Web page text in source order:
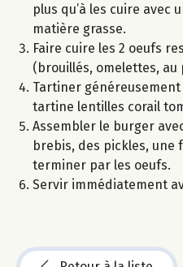
plus qu’à les cuire avec
matière grasse.
Faire cuire les 2 oeufs
(brouillés, omelettes, au
Tartiner
tartine lentilles corail
Assembler le burger
brebis, des pickles, une
terminer par les oeufs.
Servir immédiatement